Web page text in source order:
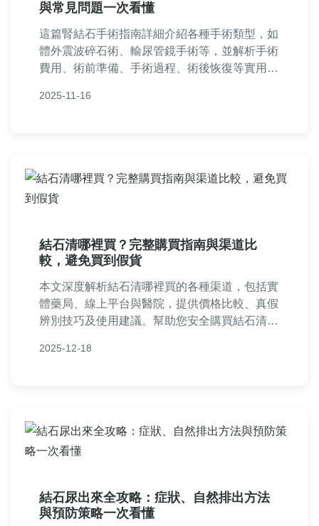
與常見問題一次看懂
這篇腎結石手術指南詳細介紹各種手術類型，如
體外震波碎石術、輸尿管鏡手術等，並解析手術
費用、術前準備、手術過程、術後恢復等實用資
石手術，做出明智決定。
2025-11-16
結石清哪裡買？完整購買指南與渠道比
較，避免買到假貨
本文深度解析結石清哪裡買的各種渠道，包括實
體藥局、線上平台與醫院，提供價格比較、真假
辨別技巧及使用建議。幫助您安全購買結石清，
2025-12-18
結石尿出來全攻略：症狀、自然排出方法
與預防策略一次看懂